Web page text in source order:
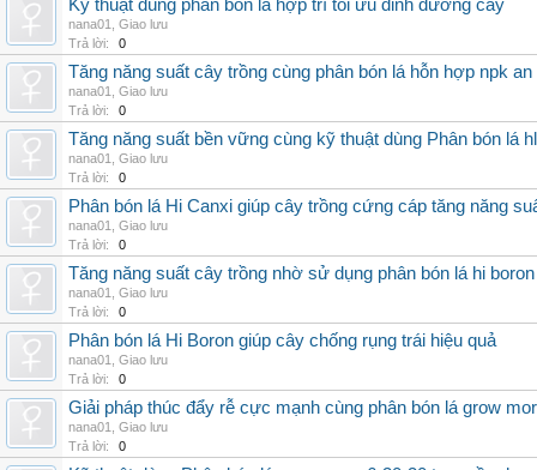
Kỹ thuật dùng phân bón lá hợp trí tối ưu dinh dưỡng cây
nana01
Giao lưu
Trả lời:
0
Tăng năng suất cây trồng cùng phân bón lá hỗn hợp npk an
nana01
Giao lưu
Trả lời:
0
Tăng năng suất bền vững cùng kỹ thuật dùng Phân bón lá
nana01
Giao lưu
Trả lời:
0
Phân bón lá Hi Canxi giúp cây trồng cứng cáp tăng năng
nana01
Giao lưu
Trả lời:
0
Tăng năng suất cây trồng nhờ sử dụng phân bón lá hi
nana01
Giao lưu
Trả lời:
0
Phân bón lá Hi Boron giúp cây chống rụng trái hiệu quả
nana01
Giao lưu
Trả lời:
0
Giải pháp thúc đẩy rễ cực mạnh cùng phân bón lá grow
nana01
Giao lưu
Trả lời:
0